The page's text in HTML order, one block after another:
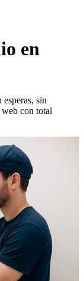
en
sin
con total